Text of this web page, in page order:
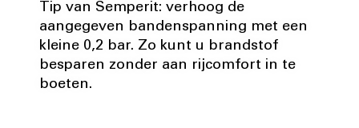
Tip van Semperit: verhoog de
aangegeven bandenspanning met een
kleine 0,2 bar. Zo kunt u brandstof
besparen zonder aan rijcomfort in te
boeten.